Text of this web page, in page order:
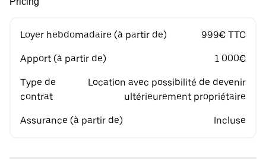
Loyer hebdomadaire (à partir de) 999€ TTC
Apport (à partir de) 1 000€
Type de
contrat
Location avec possibilité de devenir
ultérieurement propriétaire
Assurance (à partir de) Incluse